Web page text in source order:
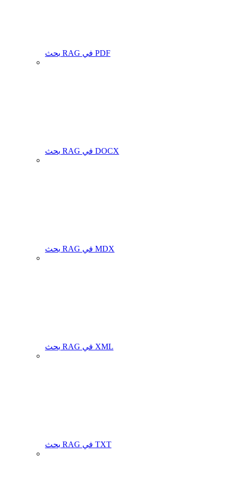
بحث RAG في PDF
بحث RAG في DOCX
بحث RAG في MDX
بحث RAG في XML
بحث RAG في TXT